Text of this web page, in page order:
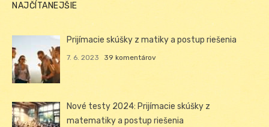
NAJČÍTANEJŠIE
Prijímacie skúšky z matiky a postup riešenia
7. 6. 2023 39 komentárov
Nové testy 2024: Prijímacie skúšky z
matematiky a postup riešenia